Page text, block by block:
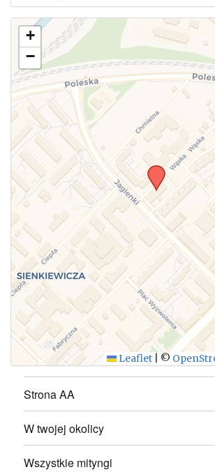
Użyj tego formularza aby
zmianach w powyższym mityngu.
WYŚLIJ
+
−
Leaflet ©
Strona AA
W twojej okolicy
Wszystkie mityngi